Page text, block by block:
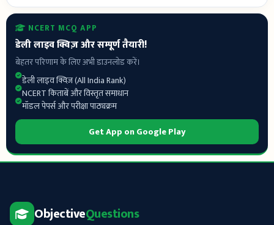
NCERT MCQ APP
डेली लाइव क्विज़ और सम्पूर्ण तैयारी!
बेहतर परिणाम के लिए अभी डाउनलोड करें।
डेली लाइव क्विज़ (All India Rank)
NCERT किताबें और विस्तृत समाधान
मॉडल पेपर्स और परीक्षा पाठ्यक्रम
Get App on Google Play
ObjectiveQuestions